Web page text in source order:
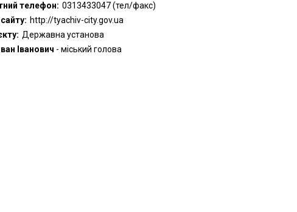
телефон: 0313433047 (тел/факс)
http://tyachiv-city.gov.ua
Державна установа
Іванович - міський голова